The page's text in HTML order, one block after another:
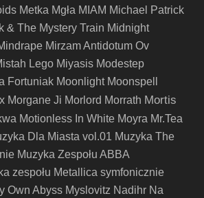
Metka Mgła MIAM Michael Patrick
& The Mystery Train Midnight
Mirzam Antidotum Ov
Lego Miyasis Modestep
Fortuniak Moonlight Moonspell
Morgane Ji Morlord Morrath Mortis
Motionless In White Moyra Mr.Tea
Dla Miasta vol.01 Muzyka The
Muzyka Zespołu ABBA
zespołu Metallica symfonicznie
Own Abyss Myslovitz Nadihr Na